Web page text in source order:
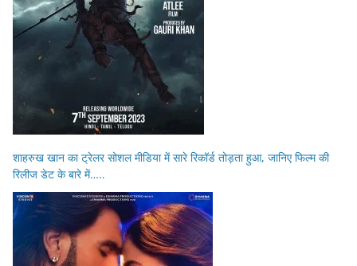
शाहरुख खान का ट्रेलर सोशल मीडिया में सारे रिकॉर्ड तोड़ता हुआ, जानिए फिल्म की
रिलीज डेट के बारे में…..